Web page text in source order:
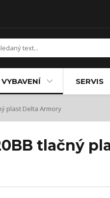
SERVIS
plast Delta Armory
tlačný